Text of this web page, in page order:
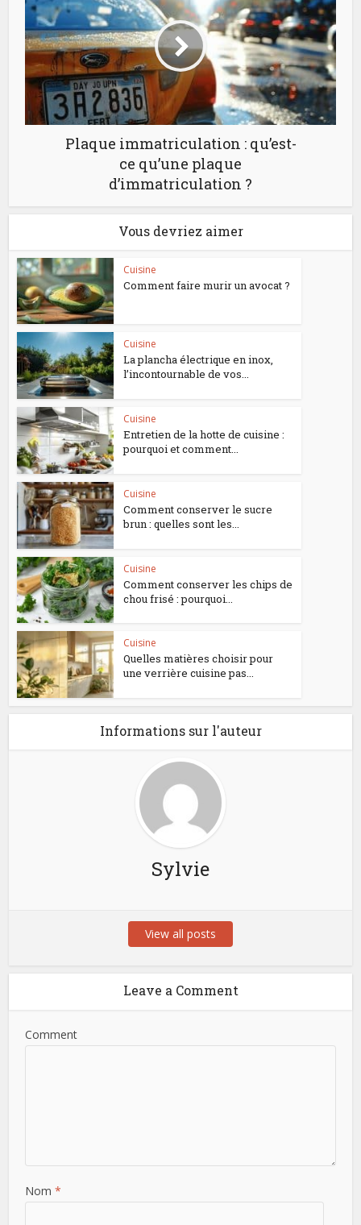
Plaque immatriculation : qu’est-
ce qu’une plaque
d’immatriculation ?
Vous devriez aimer
Cuisine
Comment faire murir un avocat ?
Cuisine
La plancha électrique en inox,
l’incontournable de vos...
Cuisine
Entretien de la hotte de cuisine :
pourquoi et comment...
Cuisine
Comment conserver le sucre
brun : quelles sont les...
Cuisine
Comment conserver les chips de
chou frisé : pourquoi...
Cuisine
Quelles matières choisir pour
une verrière cuisine pas...
Informations sur l'auteur
Sylvie
View all posts
Leave a Comment
Comment
Nom*